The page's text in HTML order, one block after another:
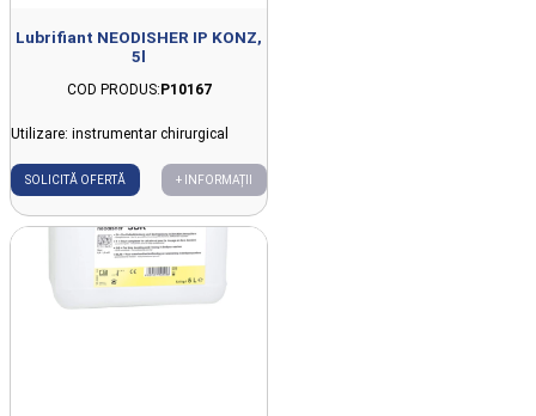
Lubrifiant NEODISHER IP KONZ,
5l
COD PRODUS:P10167
Utilizare: instrumentar chirurgical
SOLICITĂ OFERTĂ + INFORMAȚII